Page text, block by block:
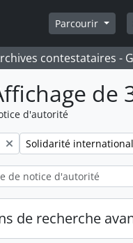
Parcourir
contestataires -
de
d'autorité
Remove filter:
Solidarité
de recherche